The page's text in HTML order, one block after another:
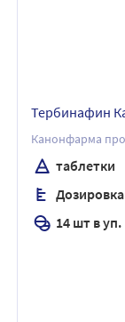
Тербинафин
Канонфарма
таблетки
14 шт в уп.